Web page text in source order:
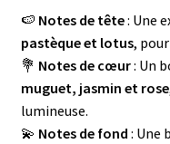
🍉 Notes de tête: Une
pastèque et lotus,
💐 Notes de cœur: Un
muguet, jasmin et rose
lumineuse.
💫 Notes de fond : Une